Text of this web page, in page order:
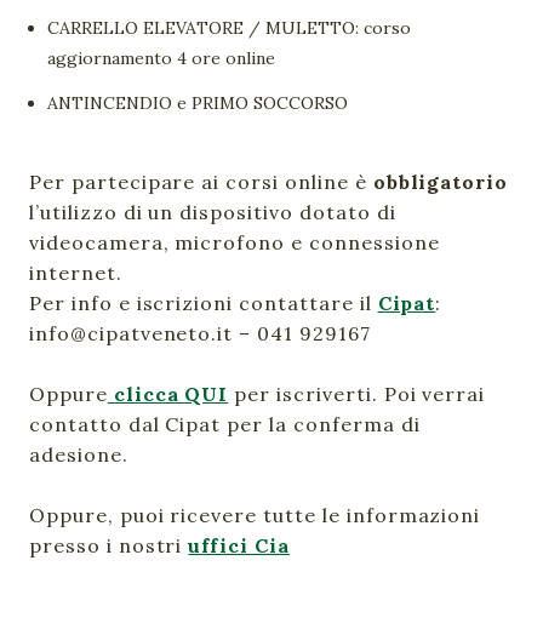
CARRELLO ELEVATORE / MULETTO: corso
aggiornamento 4 ore online
ANTINCENDIO e PRIMO SOCCORSO
Per partecipare ai corsi online è obbligatorio
l’utilizzo di un dispositivo dotato di
videocamera, microfono e connessione
internet.
Per info e iscrizioni contattare il Cipat:
info@cipatveneto.it – 041 929167
Oppure clicca QUI per iscriverti. Poi verrai
contatto dal Cipat per la conferma di
adesione.
Oppure, puoi ricevere tutte le informazioni
presso i nostriuffici Cia